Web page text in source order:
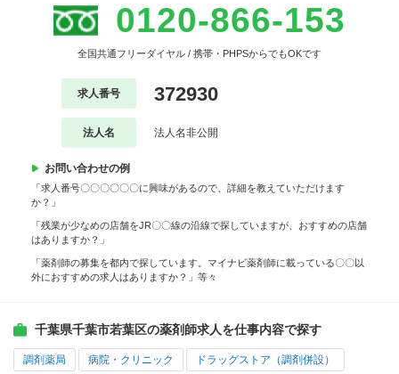
0120-866-153
全国共通フリーダイヤル / 携帯・PHPSからでもOKです
求人番号 372930
法人名 法人名非公開
お問い合わせの例
「求人番号〇〇〇〇〇〇に興味があるので、詳細を教えていただけます
か？」
「残業が少なめの店舗をJR〇〇線の沿線で探していますが、おすすめの店舗
はありますか？」
「薬剤師の募集を都内で探しています。マイナビ薬剤師に載っている〇〇以
外におすすめの求人はありますか？」等々
千葉県千葉市若葉区の薬剤師求人を仕事内容で探す
調剤薬局 病院・クリニック ドラッグストア（調剤併設）